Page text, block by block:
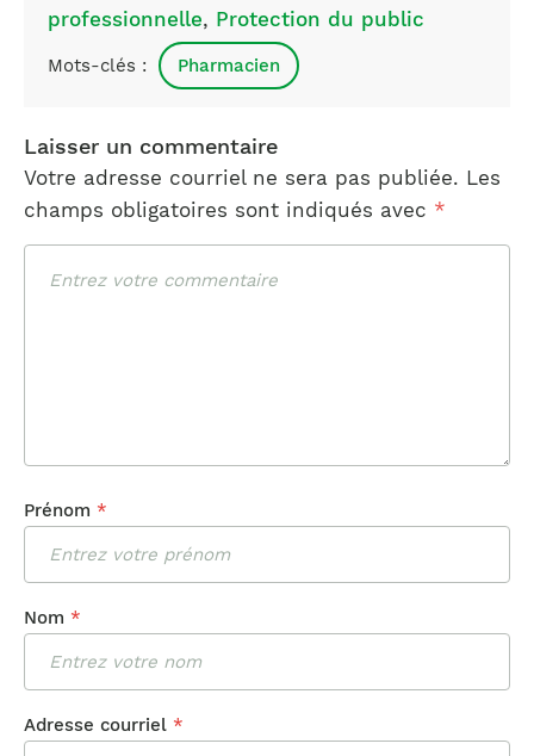
professionnelle, Protection du public
Mots-clés : Pharmacien
Laisser un commentaire
Votre adresse courriel ne sera pas publiée. Les
champs obligatoires sont indiqués avec *
Prénom *
Nom *
Adresse courriel *